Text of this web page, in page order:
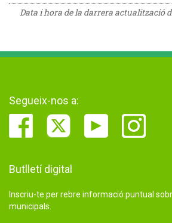
Data i hora de la darrera actualització
Segueix-nos a:
Butlletí digital
Inscriu-te per rebre informació puntual
municipals.